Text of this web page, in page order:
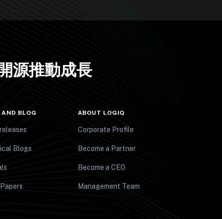
源推動成長
AND BLOG
Blogs
ABOUT LOGIQ
Corporate Profile
Become a Partner
Become a CEO
Management Team